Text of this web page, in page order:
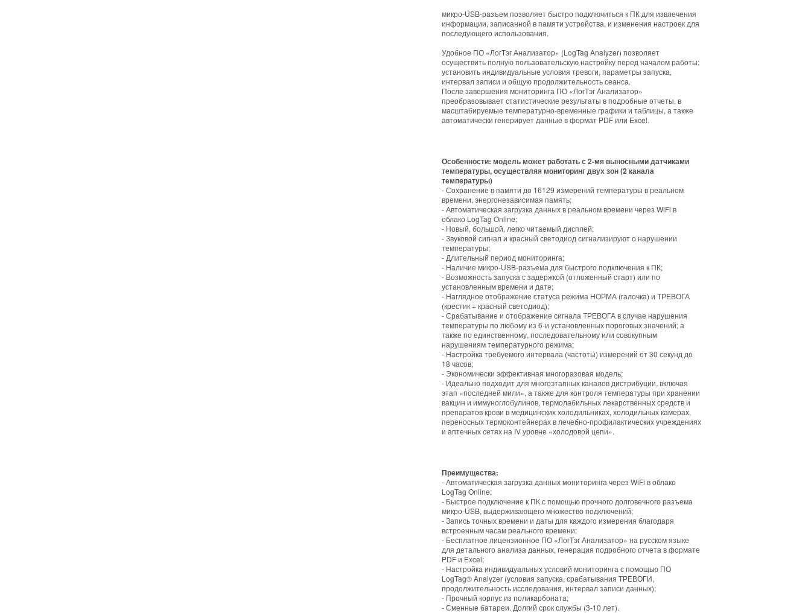
микро-USB-разъем позволяет быстро подключиться к ПК для извлечения
информации, записанной в памяти устройства, и изменения настроек для
последующего использования.
Удобное ПО «ЛогТэг Анализатор» (LogTag Analyzer) позволяет
осуществить полную пользовательскую настройку перед началом работы:
установить индивидуальные условия тревоги, параметры запуска,
интервал записи и общую продолжительность сеанса.
После завершения мониторинга ПО «ЛогТэг Анализатор»
преобразовывает статистические результаты в подробные отчеты, в
масштабируемые температурно-временные графики и таблицы, а также
автоматически генерирует данные в формат PDF или Excel.
Особенности: модель может работать с 2-мя выносными датчиками
температуры, осуществляя мониторинг двух зон (2 канала
температуры)
- Сохранение в памяти до 16129 измерений температуры в реальном
времени, энергонезависимая память;
- Автоматическая загрузка данных в реальном времени через WiFi в
облако LogTag Online;
- Новый, большой, легко читаемый дисплей;
- Звуковой сигнал и красный светодиод сигнализируют о нарушении
температуры;
- Длительный период мониторинга;
- Наличие микро-USB-разъема для быстрого подключения к ПК;
- Возможность запуска с задержкой (отложенный старт) или по
установленным времени и дате;
- Наглядное отображение статуса режима НОРМА (галочка) и ТРЕВОГА
(крестик + красный светодиод);
- Срабатывание и отображение сигнала ТРЕВОГА в случае нарушения
температуры по любому из 6-и установленных пороговых значений; а
также по единственному, последовательному или совокупным
нарушениям температурного режима;
- Настройка требуемого интервала (частоты) измерений от 30 секунд до
18 часов;
- Экономически эффективная многоразовая модель;
- Идеально подходит для многоэтапных каналов дистрибуции, включая
этап «последней мили», а также для контроля температуры при хранении
вакцин и иммуноглобулинов, термолабильных лекарственных средств и
препаратов крови в медицинских холодильниках, холодильных камерах,
переносных термоконтейнерах в лечебно-профилактических учреждениях
и аптечных сетях на IV уровне «холодовой цепи».
Преимущества:
- Автоматическая загрузка данных мониторинга через WiFi в облако
LogTag Online;
- Быстрое подключение к ПК с помощью прочного долговечного разъема
микро-USB, выдерживающего множество подключений;
- Запись точных времени и даты для каждого измерения благодаря
встроенным часам реального времени;
- Бесплатное лицензионное ПО «ЛогТэг Анализатор» на русском языке
для детального анализа данных, генерация подробного отчета в формате
PDF и Excel;
- Настройка индивидуальных условий мониторинга с помощью ПО
LogTag® Analyzer (условия запуска, срабатывания ТРЕВОГИ,
продолжительность исследования, интервал записи данных);
- Прочный корпус из поликарбоната;
- Сменные батареи. Долгий срок службы (3-10 лет).